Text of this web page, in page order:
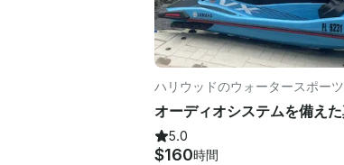
ハリウッドのウォータースポーツ
5.0
$160時間